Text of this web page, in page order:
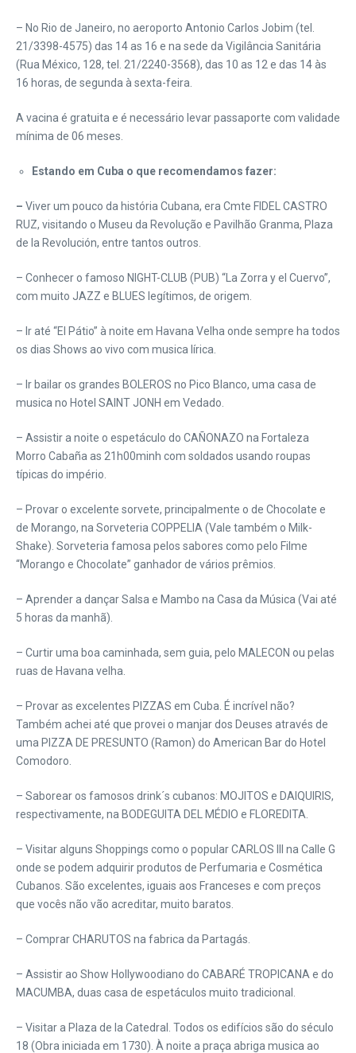
– No Rio de Janeiro, no aeroporto Antonio Carlos Jobim (tel.
21/3398-4575) das 14 as 16 e na sede da Vigilância Sanitária
(Rua México, 128, tel. 21/2240-3568), das 10 as 12 e das 14 às
16 horas, de segunda à sexta-feira.
A vacina é gratuita e é necessário levar passaporte com validade
mínima de 06 meses.
Estando em Cuba o que recomendamos fazer:
– Viver um pouco da história Cubana, era Cmte FIDEL CASTRO
RUZ, visitando o Museu da Revolução e Pavilhão Granma, Plaza
de la Revolución, entre tantos outros.
– Conhecer o famoso NIGHT-CLUB (PUB) “La Zorra y el Cuervo”,
com muito JAZZ e BLUES legítimos, de origem.
– Ir até “El Pátio” à noite em Havana Velha onde sempre ha todos
os dias Shows ao vivo com musica lírica.
– Ir bailar os grandes BOLEROS no Pico Blanco, uma casa de
musica no Hotel SAINT JONH em Vedado.
– Assistir a noite o espetáculo do CAÑONAZO na Fortaleza
Morro Cabaña as 21h00minh com soldados usando roupas
típicas do império.
– Provar o excelente sorvete, principalmente o de Chocolate e
de Morango, na Sorveteria COPPELIA (Vale também o Milk-
Shake). Sorveteria famosa pelos sabores como pelo Filme
“Morango e Chocolate” ganhador de vários prêmios.
– Aprender a dançar Salsa e Mambo na Casa da Música (Vai até
5 horas da manhã).
– Curtir uma boa caminhada, sem guia, pelo MALECON ou pelas
ruas de Havana velha.
– Provar as excelentes PIZZAS em Cuba. É incrível não?
Também achei até que provei o manjar dos Deuses através de
uma PIZZA DE PRESUNTO (Ramon) do American Bar do Hotel
Comodoro.
– Saborear os famosos drink´s cubanos: MOJITOS e DAIQUIRIS,
respectivamente, na BODEGUITA DEL MÉDIO e FLOREDITA.
– Visitar alguns Shoppings como o popular CARLOS III na Calle G
onde se podem adquirir produtos de Perfumaria e Cosmética
Cubanos. São excelentes, iguais aos Franceses e com preços
que vocês não vão acreditar, muito baratos.
– Comprar CHARUTOS na fabrica da Partagás.
– Assistir ao Show Hollywoodiano do CABARÉ TROPICANA e do
MACUMBA, duas casa de espetáculos muito tradicional.
– Visitar a Plaza de la Catedral. Todos os edifícios são do século
18 (Obra iniciada em 1730). À noite a praça abriga musica ao